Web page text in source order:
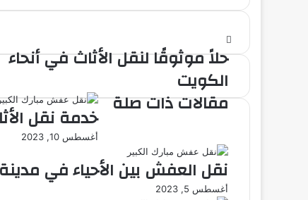
حلاً موثوقًا لنقل الأثاث في أنحاء
الكويت
مقالات ذات صلة خدمة نقل
أغسطس 10, 2023
نقل العفش بين الأحياء في
أغسطس 5, 2023